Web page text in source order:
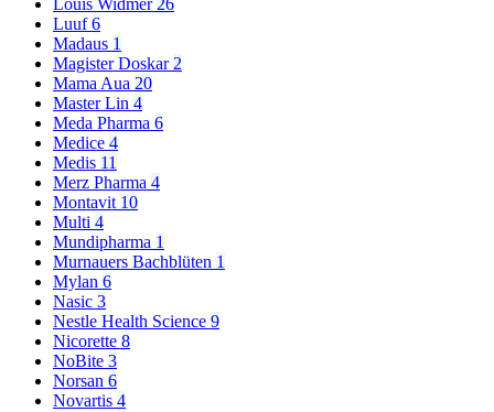
Louis Widmer 26
Luuf6
Madaus 1
Magister Doskar 2
Mama Aua 20
Master Lin 4
Meda Pharma 6
Medice 4
Medis 11
Merz Pharma 4
Montavit 10
Multi 4
Mundipharma 1
Murnauers Bachblüten 1
Mylan 6
Nasic 3
Nestle Health Science 9
Nicorette 8
NoBite 3
Norsan 6
Novartis 4